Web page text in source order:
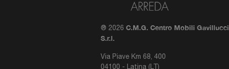
® 2026 C.M.G. Centro Mobili Gavillucci
S.r.l.
Via Piave Km 68, 400
04100 - Latina (LT)